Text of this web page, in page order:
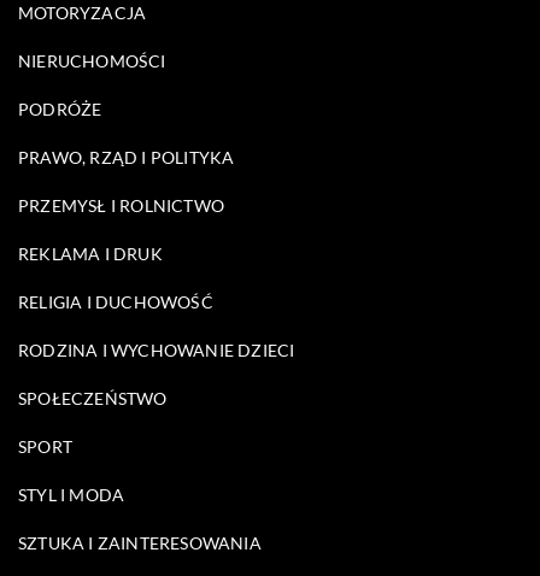
MOTORYZACJA
NIERUCHOMOŚCI
PODRÓŻE
PRAWO, RZĄD I POLITYKA
PRZEMYSŁ I ROLNICTWO
REKLAMA I DRUK
RELIGIA I DUCHOWOŚĆ
RODZINA I WYCHOWANIE DZIECI
SPOŁECZEŃSTWO
SPORT
STYL I MODA
SZTUKA I ZAINTERESOWANIA